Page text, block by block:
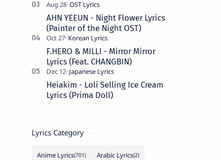
AHN YEEUN - Night Flower Lyrics
(Painter of the Night OST)
F.HERO & MILLI - Mirror Mirror
Lyrics (Feat. CHANGBIN)
Heiakim - Loli Selling Ice Cream
Lyrics (Prima Doll)
Lyrics Category
Anime Lyrics Arabic Lyrics